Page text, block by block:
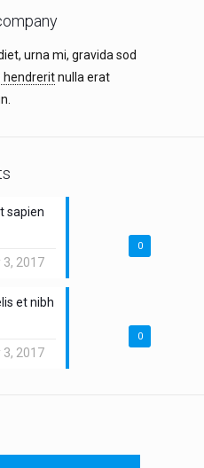
urna mi, gravida sod
hendreritnulla erat
0
sapien
3, 2017
0
et nibh
3, 2017